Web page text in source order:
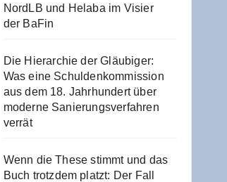
NordLB und Hela­ba im Visier
der BaFin
Die Hier­ar­chie der Gläu­bi­ger:
Was eine Schul­den­kom­mis­si­on
aus dem 18. Jahr­hun­dert über
moder­ne Sanie­rungs­ver­fah­ren
verrät
Wenn die The­se stimmt und das
Buch trotz­dem platzt: Der Fall